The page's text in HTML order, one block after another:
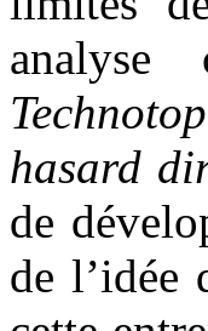
analyse
hasard
de
de l’idée